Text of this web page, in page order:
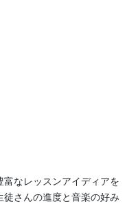
なレッスンアイディアを
さんの進度と音楽の好み